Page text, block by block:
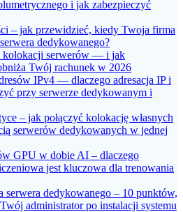
i jak zabezpieczyć
– jak przewidzieć, kiedy Twoja firma
dedykowanego?
kolokacji serwerów — i jak
Twój rachunek w 2026
IPv4 — dlaczego adresacja IP i
przy serwerze dedykowanym i
– jak połączyć kolokację własnych
serwerów dedykowanych w jednej
GPU w dobie AI – dlaczego
jest kluczowa dla trenowania
serwera dedykowanego – 10 punktów,
administrator po instalacji systemu